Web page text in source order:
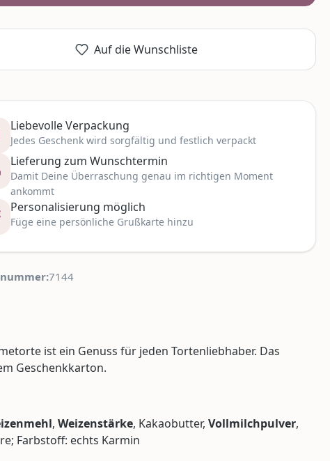
Auf die Wunschliste
Liebevolle Verpackung
Jedes Geschenk wird sorgfältig und festlich verpackt
Lieferung zum Wunschtermin
Damit Deine Überraschung genau im richtigen Moment
ankommt
Personalisierung möglich
Füge eine persönliche Grußkarte hinzu
7144
ist ein Genuss für jeden Tortenliebhaber. Das
Geschenkkarton.
, Weizenstärke, Kakaobutter, Vollmilchpulver,
Farbstoff: echts Karmin